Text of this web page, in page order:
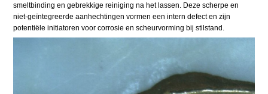
smeltbinding en gebrekkige reiniging na het lassen. Deze scherpe en
niet-geïntegreerde aanhechtingen vormen een intern defect en zijn
potentiële initiatoren voor corrosie en scheurvorming bij stilstand.